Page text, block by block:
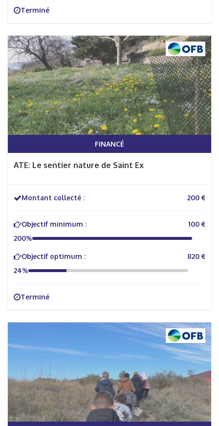
Terminé
FINANCÉ
ATE: Le sentier nature de Saint Ex
Montant collecté : 200 €
Objectif minimum :
100 €
200%
Objectif optimum :
820 €
24%
Terminé